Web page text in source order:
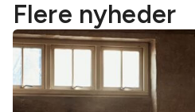
Flere nyheder